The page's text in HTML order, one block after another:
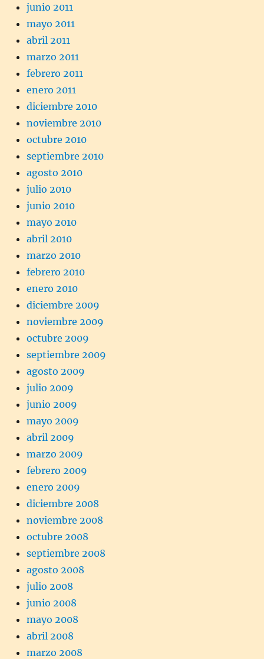
junio 2011
mayo 2011
abril 2011
marzo 2011
febrero 2011
enero 2011
diciembre 2010
noviembre 2010
octubre 2010
septiembre 2010
agosto 2010
julio 2010
junio 2010
mayo 2010
abril 2010
marzo 2010
febrero 2010
enero 2010
diciembre 2009
noviembre 2009
octubre 2009
septiembre 2009
agosto 2009
julio 2009
junio 2009
mayo 2009
abril 2009
marzo 2009
febrero 2009
enero 2009
diciembre 2008
noviembre 2008
octubre 2008
septiembre 2008
agosto 2008
julio 2008
junio 2008
mayo 2008
abril 2008
marzo 2008